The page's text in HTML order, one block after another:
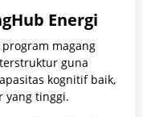
Energi
magang
guna
kognitif baik,
yang tinggi.